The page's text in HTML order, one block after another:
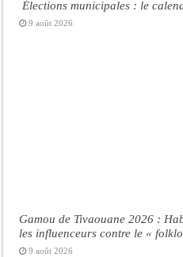
Élections municipales : le
9 août 2026
Gamou de Tivaouane 2026 :
les influenceurs contre le «
9 août 2026